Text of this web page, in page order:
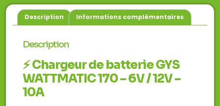
Description Informations complémentaires
Description
⚡Chargeur de batterie GYS
WATTMATIC 170 – 6V / 12V –
10A